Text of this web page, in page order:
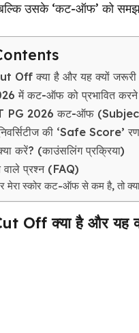
बल्कि उसके ‘कट-ऑफ’ को
Off क्या है और यह क्यों जरूरी
में कट-ऑफ को प्रभावित करने
PG 2026 कट-ऑफ
की ‘Safe Score’
करें? (काउंसलिंग प्रक्रिया)
प्रश्न (FAQ)
मेरा स्कोर कट-ऑफ से कम है, तो
Off क्या है और यह